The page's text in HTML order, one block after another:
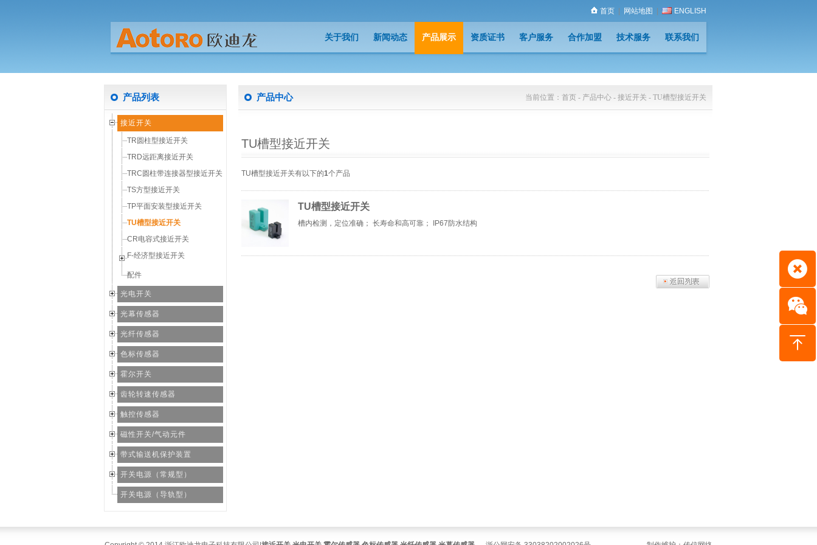
首页 网站地图 ENGLISH
联系我们
技术服务
合作加盟
客户服务
资质证书
产品展示
新闻动态
关于我们
产品列表
接近开关
TR圆柱型接近开关
TRD远距离接近开关
TRC圆柱带连接器型接近开关
TS方型接近开关
TP平面安装型接近开关
TU槽型接近开关
CR电容式接近开关
F-经济型接近开关
配件
光电开关
光幕传感器
光纤传感器
色标传感器
霍尔开关
齿轮转速传感器
触控传感器
磁性开关/气动元件
带式输送机保护装置
开关电源（常规型）
开关电源（导轨型）
产品中心 当前位置： 首页 - 产品中心 - 接近开关 - TU槽型接近开关
TU槽型接近开关
TU槽型接近开关有以下的1个产品
TU槽型接近开关
槽内检测，定位准确； 长寿命和高可靠； IP67防水结构